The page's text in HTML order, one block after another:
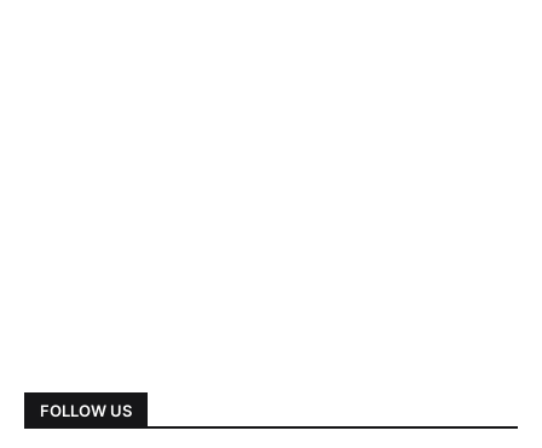
FOLLOW US